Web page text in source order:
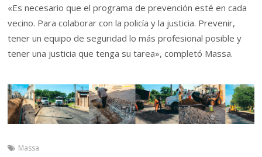
«Es necesario que el programa de prevención esté en cada
vecino. Para colaborar con la policía y la justicia. Prevenir,
tener un equipo de seguridad lo más profesional posible y
tener una justicia que tenga su tarea», completó Massa.
Massa